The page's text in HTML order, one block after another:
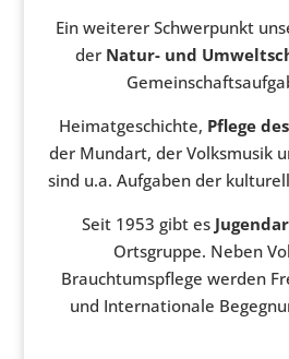
Ein weiterer Schwerpunkt
der Natur- und
Heimatgeschichte, Pflege
der Mundart, der Volksmusik
sind u.a. Aufgaben der
Seit 1953 gibt es
Ortsgruppe. Neben
Brauchtumspflege werden
und Internationale